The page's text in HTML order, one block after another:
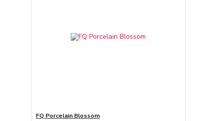
FQ Porcelain Blossom